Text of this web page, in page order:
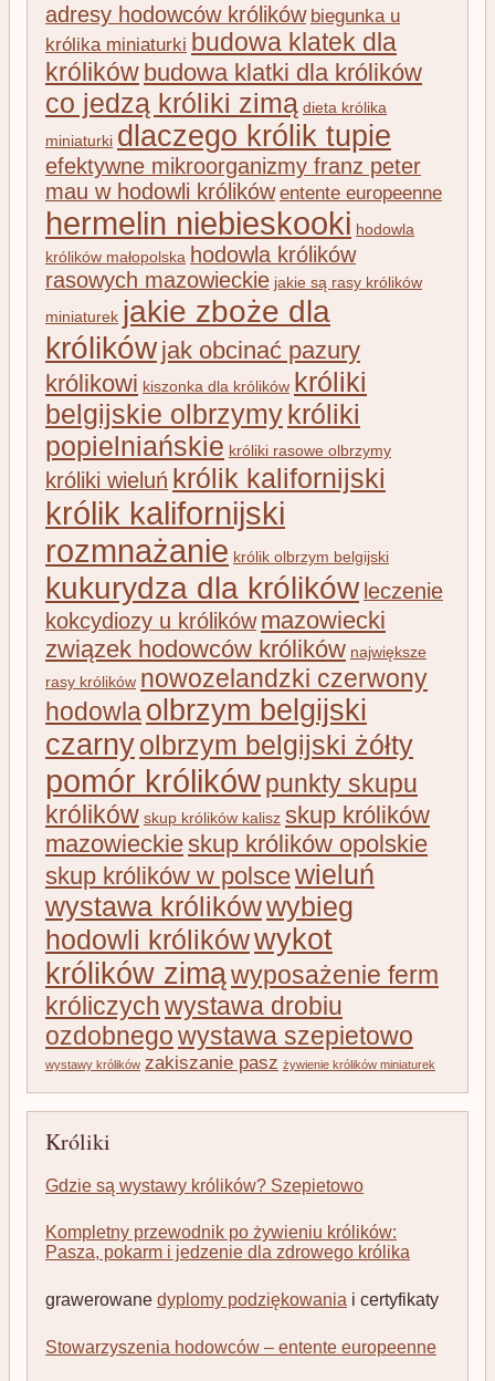
adresy hodowców królików biegunka u
królika miniaturki budowa klatek dla
królików budowa klatki dla królików
co jedzą króliki zimą dieta królika
miniaturki dlaczego królik tupie
efektywne mikroorganizmy franz peter
mau w hodowli królików entente europeenne
hermelin niebieskooki hodowla
królików małopolska hodowla królików
rasowych mazowieckie jakie są rasy królików
miniaturek jakie zboże dla
królików jak obcinać pazury
królikowi kiszonka dla królików króliki
belgijskie olbrzymykróliki
popielniańskie króliki rasowe olbrzymy
króliki wieluń królik kalifornijski
królik kalifornijski
rozmnażanie królik olbrzym belgijski
kukurydza dla królików leczenie
kokcydiozy u królików mazowiecki
związek hodowców królików największe
rasy królików nowozelandzki czerwony
hodowlaolbrzym belgijski
czarnyolbrzym belgijski żółty
pomór królikówpunkty skupu
królików skup królików kalisz skup królików
mazowieckieskup królików opolskie
skup królików w polscewieluń
wystawa królikówwybieg
hodowli królikówwykot
królików zimąwyposażenie ferm
króliczychwystawa drobiu
ozdobnegowystawa szepietowo
wystawy królików zakiszanie pasz żywienie królików miniaturek
Króliki
Gdzie są wystawy królików? Szepietowo
Kompletny przewodnik po żywieniu królików:
Pasza, pokarm i jedzenie dla zdrowego królika
grawerowane dyplomy podziękowania i certyfikaty
Stowarzyszenia hodowców – entente europeenne